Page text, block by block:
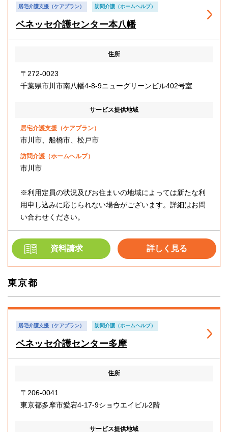
居宅介護支援（ケアプラン） 訪問介護（ホームヘルプ）
ベネッセ介護センター本八幡
住所
〒272-0023
千葉県市川市南八幡4-8-9ニューグリーンビル402号室
サービス提供地域
居宅介護支援（ケアプラン）
市川市、船橋市、松戸市
訪問介護（ホームヘルプ）
市川市
※利用定員の状況及びお住まいの地域によっては新たな利
用申し込みに応じられない場合がございます。詳細はお問
い合わせください。
資料請求 詳しく見る
東京都
居宅介護支援（ケアプラン） 訪問介護（ホームヘルプ）
ベネッセ介護センター多摩
住所
〒206-0041
東京都多摩市愛宕4-17-9ショウエイビル2階
サービス提供地域